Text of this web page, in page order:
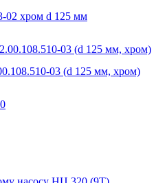
02 хром d 125 мм
03 (d 125 мм, хром)